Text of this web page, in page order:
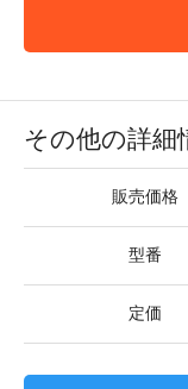
その他の詳細
販売価格
型番
定価